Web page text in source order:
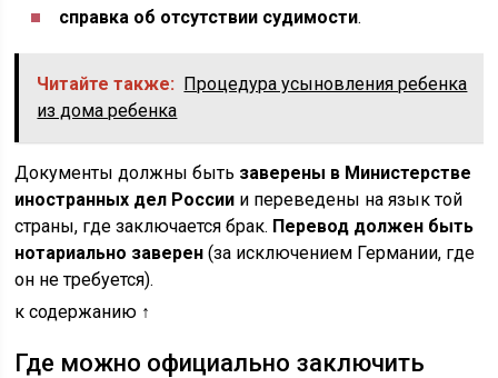
справка об отсутствии судимости.
Читайте также: Процедура усыновления ребенка
из дома ребенка
Документы должны быть заверены в Министерстве
иностранных дел России и переведены на язык той
страны, где заключается брак. Перевод должен быть
нотариально заверен (за исключением Германии, где
он не требуется).
к содержанию ↑
Где можно официально заключить